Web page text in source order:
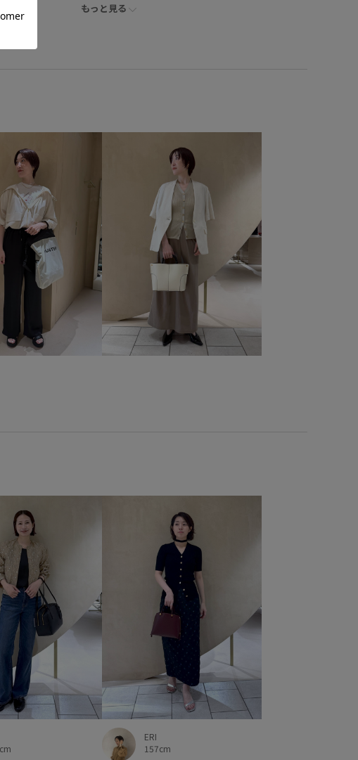
26SSceremony
エスト ベイカーパンツ
レザー調 ワイドパンツ
適 快適な着心地 柔らかい風合い 歩きやすい
羽織としても使える 脚長効果 薄手
もっと見る
ERI
157cm